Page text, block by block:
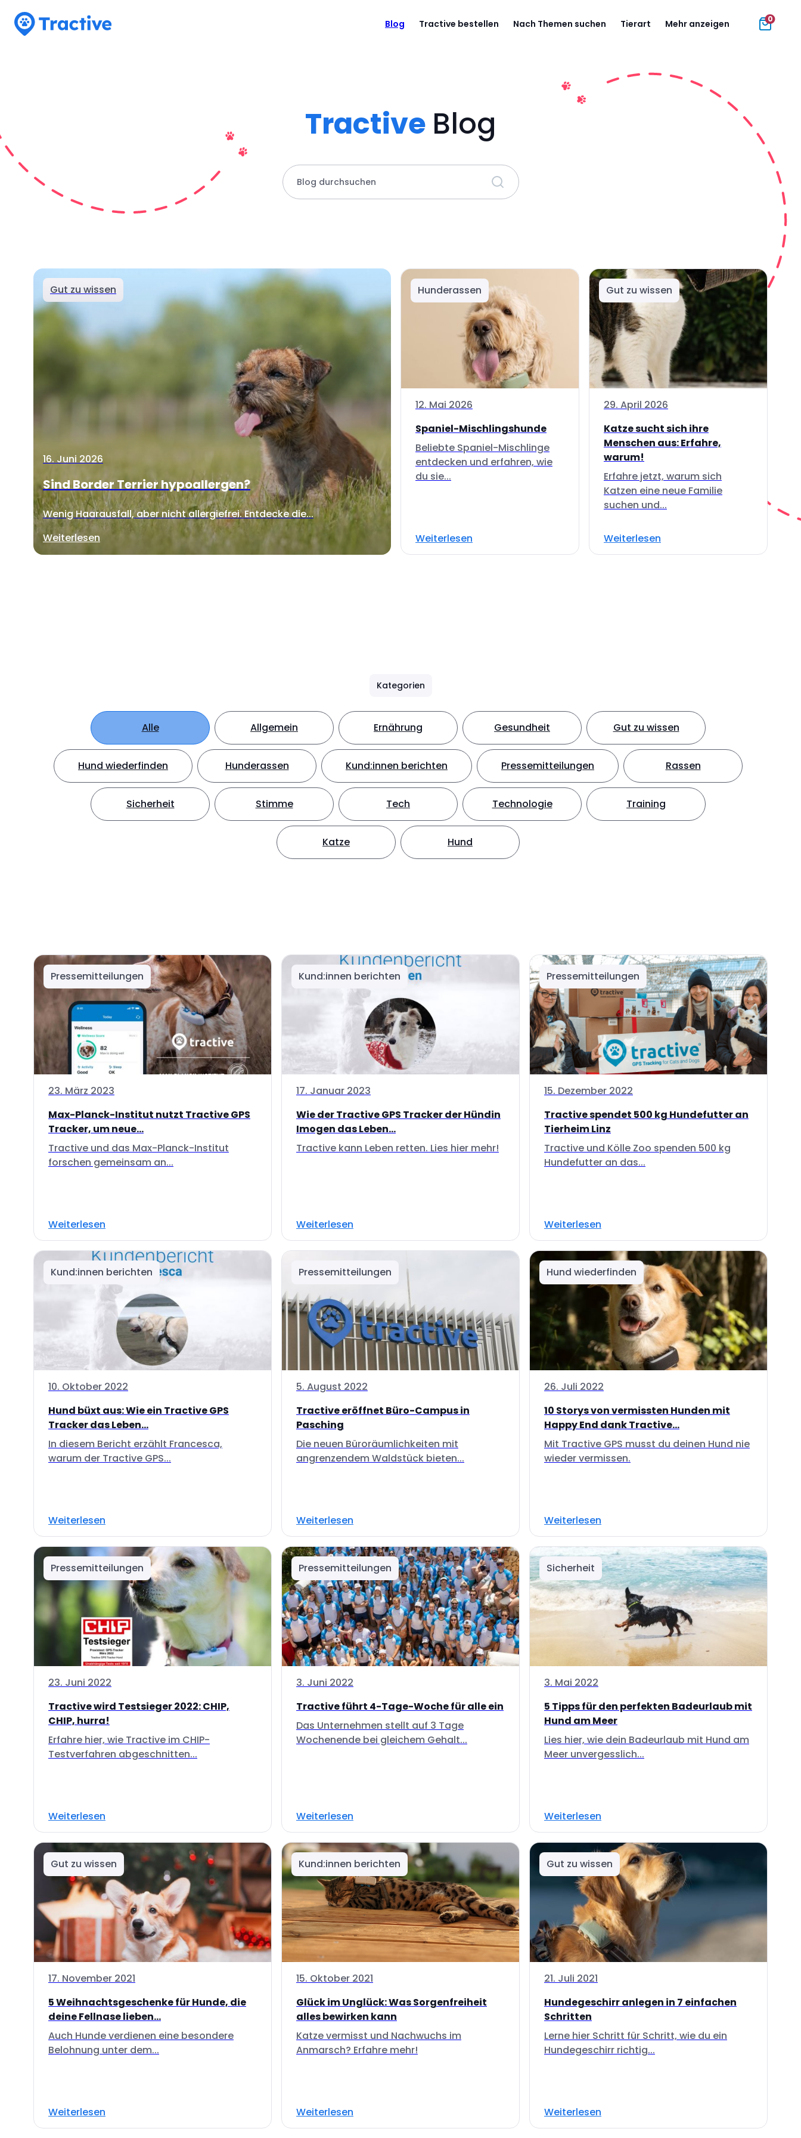
Blog Tractive bestellen Nach Themen suchen Tierart Mehr anzeigen 0
Tractive Blog
Blog durchsuchen
Gut zu wissen
16. Juni 2026
Sind Border Terrier hypoallergen?
Wenig Haarausfall, aber nicht allergiefrei. Entdecke die...
Weiterlesen
Hunderassen
12. Mai 2026
Spaniel-Mischlingshunde
Beliebte Spaniel-Mischlinge
entdecken und erfahren, wie
du sie...
Weiterlesen
Gut zu wissen
29. April 2026
Katze sucht sich ihre
Menschen aus: Erfahre,
warum!
Erfahre jetzt, warum sich
Katzen eine neue Familie
suchen und...
Weiterlesen
Kategorien
Alle Allgemein Ernährung Gesundheit Gut zu wissen
Hund wiederfinden Hunderassen Kund:innen berichten Pressemitteilungen Rassen
Sicherheit Stimme Tech Technologie Training
Katze Hund
Pressemitteilungen
23. März 2023
Max-Planck-Institut nutzt Tractive GPS
Tracker, um neue...
Tractive und das Max-Planck-Institut
forschen gemeinsam an...
Weiterlesen
Kund:innen berichten
17. Januar 2023
Wie der Tractive GPS Tracker der Hündin
Imogen das Leben...
Tractive kann Leben retten. Lies hier mehr!
Weiterlesen
Pressemitteilungen
15. Dezember 2022
Tractive spendet 500 kg Hundefutter an
Tierheim Linz
Tractive und Kölle Zoo spenden 500 kg
Hundefutter an das...
Weiterlesen
Kund:innen berichten
10. Oktober 2022
Hund büxt aus: Wie ein Tractive GPS
Tracker das Leben...
In diesem Bericht erzählt Francesca,
warum der Tractive GPS...
Weiterlesen
Pressemitteilungen
5. August 2022
Tractive eröffnet Büro-Campus in
Pasching
Die neuen Büroräumlichkeiten mit
angrenzendem Waldstück bieten...
Weiterlesen
Hund wiederfinden
26. Juli 2022
10 Storys von vermissten Hunden mit
Happy End dank Tractive...
Mit Tractive GPS musst du deinen Hund nie
wieder vermissen.
Weiterlesen
Pressemitteilungen
23. Juni 2022
Tractive wird Testsieger 2022: CHIP,
CHIP, hurra!
Erfahre hier, wie Tractive im CHIP-
Testverfahren abgeschnitten...
Weiterlesen
Pressemitteilungen
3. Juni 2022
Tractive führt 4-Tage-Woche für alle ein
Das Unternehmen stellt auf 3 Tage
Wochenende bei gleichem Gehalt...
Weiterlesen
Sicherheit
3. Mai 2022
5 Tipps für den perfekten Badeurlaub mit
Hund am Meer
Lies hier, wie dein Badeurlaub mit Hund am
Meer unvergesslich...
Weiterlesen
Gut zu wissen
17. November 2021
5 Weihnachtsgeschenke für Hunde, die
deine Fellnase lieben...
Auch Hunde verdienen eine besondere
Belohnung unter dem...
Weiterlesen
Kund:innen berichten
15. Oktober 2021
Glück im Unglück: Was Sorgenfreiheit
alles bewirken kann
Katze vermisst und Nachwuchs im
Anmarsch? Erfahre mehr!
Weiterlesen
Gut zu wissen
21. Juli 2021
Hundegeschirr anlegen in 7 einfachen
Schritten
Lerne hier Schritt für Schritt, wie du ein
Hundegeschirr richtig...
Weiterlesen